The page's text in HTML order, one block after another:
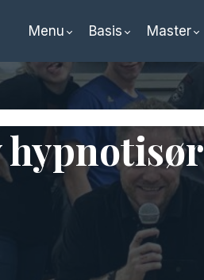
Menu Basis Master
hypnotisør